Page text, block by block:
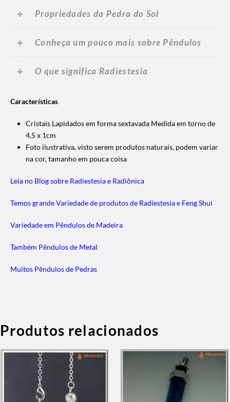
Propriedades da Pedra do Sol
Conheça um pouco mais sobre Pêndulos
O que significa Radiestesia
Características
Cristais Lapidados em forma sextavada Medida em torno de
4,5 x 1cm
Foto ilustrativa, visto serem produtos naturais, podem variar
na cor, tamanho em pouca coisa
Leia no Blog sobre Radiestesia e Radiônica
Temos grande Variedade de produtos de Radiestesia e Feng Shui
Variedade em Pêndulos de Madeira
Também Pêndulos de Metal
Muitos Pêndulos de Pedras
Produtos relacionados